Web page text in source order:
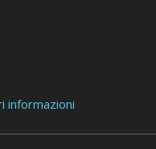
informazioni